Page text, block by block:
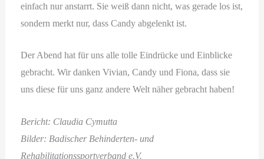
einfach nur anstarrt. Sie weiß dann nicht, was gerade los ist,
sondern merkt nur, dass Candy abgelenkt ist.
Der Abend hat für uns alle tolle Eindrücke und Einblicke
gebracht. Wir danken Vivian, Candy und Fiona, dass sie
uns diese für uns ganz andere Welt näher gebracht haben!
Bericht: Claudia Cymutta
Bilder: Badischer Behinderten- und
Rehabilitationssportverband e.V.